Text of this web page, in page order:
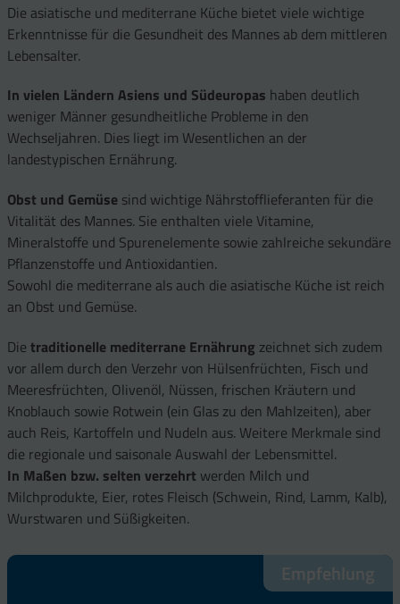
Die asiatische und mediterrane Küche bietet viele wichtige
Erkenntnisse für die Gesundheit des Mannes ab dem mittleren
Lebensalter.
In vielen Ländern Asiens und Südeuropas haben deutlich
weniger Männer gesundheitliche Probleme in den
Wechseljahren. Dies liegt im Wesentlichen an der
landestypischen Ernährung.
Obst und Gemüse sind wichtige Nährstofflieferanten für die
Vitalität des Mannes. Sie enthalten viele Vitamine,
Mineralstoffe und Spurenelemente sowie zahlreiche sekundäre
Pflanzenstoffe und Antioxidantien.
Sowohl die mediterrane als auch die asiatische Küche ist reich
an Obst und Gemüse.
Die traditionelle mediterrane Ernährung zeichnet sich zudem
vor allem durch den Verzehr von Hülsenfrüchten, Fisch und
Meeresfrüchten, Olivenöl, Nüssen, frischen Kräutern und
Knoblauch sowie Rotwein (ein Glas zu den Mahlzeiten), aber
auch Reis, Kartoffeln und Nudeln aus. Weitere Merkmale sind
die regionale und saisonale Auswahl der Lebensmittel.
In Maßen bzw. selten verzehrt werden Milch und
Milchprodukte, Eier, rotes Fleisch (Schwein, Rind, Lamm, Kalb),
Wurstwaren und Süßigkeiten.
Empfehlung